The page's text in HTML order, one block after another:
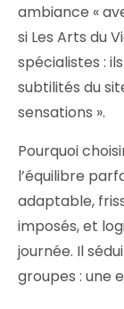
ambiance «
si Les Arts du
spécialistes :
subtilités du
sensations ».
Pourquoi
l’équilibre
adaptable,
imposés, et
journée. Il
groupes : une